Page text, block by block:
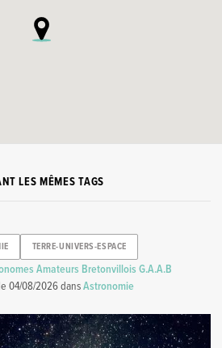
LES MÊMES TAGS
TERRE-UNIVERS-ESPACE
Amateurs Bretonvillois G.A.A.B
04/08/2026dansAstronomie